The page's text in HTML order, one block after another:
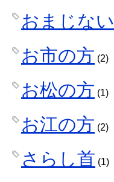
おまじない
お市の方 (2)
お松の方 (1)
お江の方 (2)
さらし首 (1)